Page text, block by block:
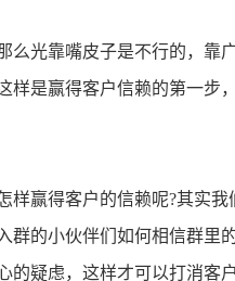
光靠嘴皮子是不行的，靠
样是赢得客户信赖的第一步
样赢得客户的信赖呢?其实我
群的小伙伴们如何相信群里
疑虑，这样才可以打消客户